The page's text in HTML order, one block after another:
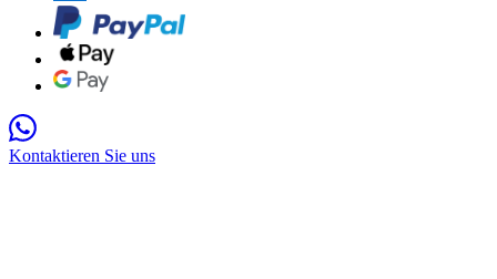
Kontaktieren Sie uns